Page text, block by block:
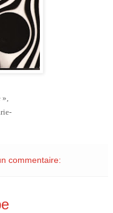
commentaire: